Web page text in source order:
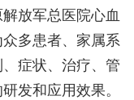
放军总医院心血
多患者、家属系
症状、治疗、管
发和应用效果。